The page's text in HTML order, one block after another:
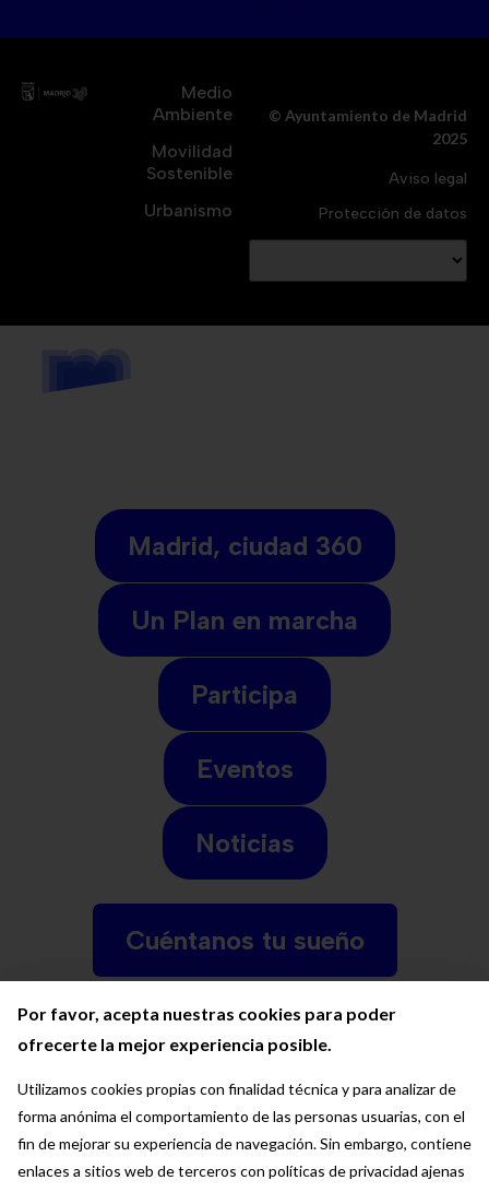
Por favor, acepta nuestras cookies para poder
ofrecerte la mejor experiencia posible.
Utilizamos cookies propias con finalidad técnica y para analizar de
forma anónima el comportamiento de las personas usuarias, con el
fin de mejorar su experiencia de navegación. Sin embargo, contiene
enlaces a sitios web de terceros con políticas de privacidad ajenas
Por favor, acepta nuestras cookies para poder
ofrecerte la mejor experiencia posible.
Utilizamos cookies propias con finalidad técnica y para analizar de
forma anónima el comportamiento de las personas usuarias, con el
fin de mejorar su experiencia de navegación. Sin embargo, contiene
enlaces a sitios web de terceros con políticas de privacidad ajenas
Por favor, acepta nuestras cookies para poder
ofrecerte la mejor experiencia posible.
Utilizamos cookies propias con finalidad técnica y para analizar de
forma anónima el comportamiento de las personas usuarias, con el
fin de mejorar su experiencia de navegación. Sin embargo, contiene
enlaces a sitios web de terceros con políticas de privacidad ajenas
Medio
Ambiente
Movilidad
Sostenible
Urbanismo
© Ayuntamiento de Madrid
2025
Aviso legal
Protección de datos
Madrid, ciudad 360
Un Plan en marcha
Participa
Eventos
Noticias
Cuéntanos tu sueño
Preguntas